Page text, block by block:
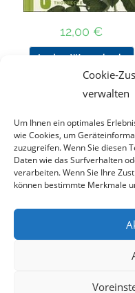
Cookie-
verwalten
Um Ihnen ein optimales
wie Cookies, um
zuzugreifen. Wenn Sie diesen
Daten wie das Surfverhalten
verarbeiten. Wenn Sie Ihre
können bestimmte Merkmale
12,00 €
In den Warenkorb
Nach Preis filtern
Kategorie
auswählen
Copyright